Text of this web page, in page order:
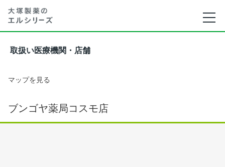
取扱い医療機関・店舗
マップを見る
ブンゴヤ薬局コスモ店